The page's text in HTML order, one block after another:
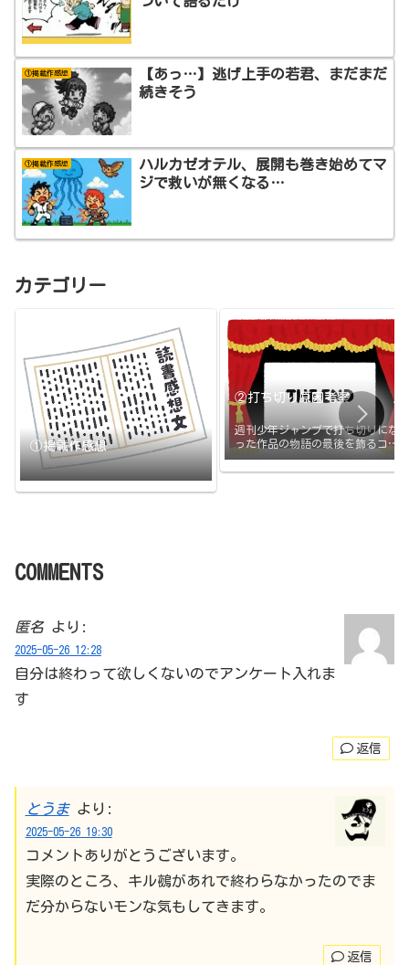
①掲載作感想
【あっ…】逃げ上手の若君、まだまだ
続きそう
①掲載作感想
ハルカゼオテル、展開も巻き始めてマ
ジで救いが無くなる…
カテゴリー
①掲載作感想
②打ち切り原因考察
週刊少年ジャンプで打ち切りにな
った作品の物語の最後を飾るコマ
打ち切られたその日に更新
COMMENTS
匿名 より:
2025-05-26 12:28
自分は終わって欲しくないのでアンケート入れま
す
返信
とうま より:
2025-05-26 19:30
コメントありがとうございます。
実際のところ、キル鵺があれで終わらなかったのでま
だ分からないモンな気もしてきます。
返信